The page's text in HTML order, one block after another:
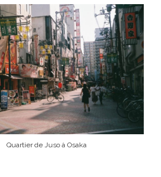
Quartier de Juso à Osaka